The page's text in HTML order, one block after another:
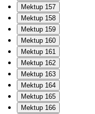
Mektup 157
Mektup 158
Mektup 159
Mektup 160
Mektup 161
Mektup 162
Mektup 163
Mektup 164
Mektup 165
Mektup 166